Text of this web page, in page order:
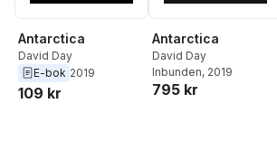
Antarctica
David Day
E-bok 2019
109 kr
Antarctica
David Day
Inbunden, 2019
795 kr